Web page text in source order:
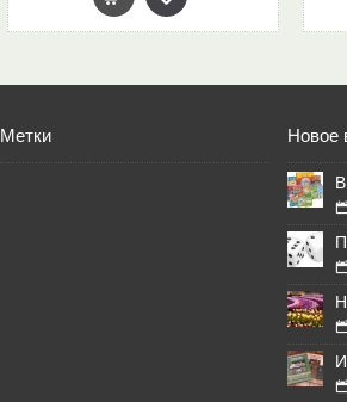
Метки Новое